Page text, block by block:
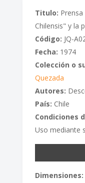
Titulo:
Chilensis" y la
Código: JQ-
Fecha: 1974
Colección o
Quezada
Autores:
País: Chile
Condiciones
Uso mediante
Dimensiones: